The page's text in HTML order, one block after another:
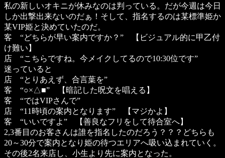
私の新しいオキニが休みなのは判っている。だが今週は今日
しか出撃出来ないのだぁ！そして、指名するのは某標準姫か
某VIP姫と決めていたのだ。
客 “どちらが早い案内ですか？” 【ビジュアル的に甲乙付
け難い】
店 “こちらですね。今メイクしてるので10:30位です”
迷っていると
店 “とりあえず、合言葉を”
客 “○×△■” 【暗記した呪文を唱える】
客 “ではVIPさんで”
店 “11時頃の案内となります” 【マジかよ】
客 “いいですよ” 【善良なフリをして待合室へ】
2,3番目のお客さんは誰を指名したのだろう？？？どちらも
20～30分で案内となり姫の待つエリアへ吸い込まれていく。
その後2名来店し、小生より先に案内となった。